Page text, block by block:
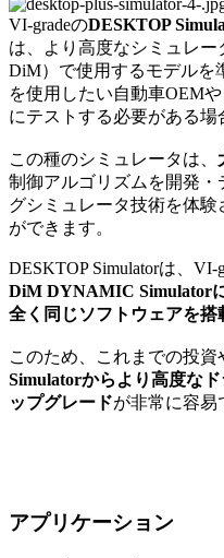
VI-gradeのDESKTOP
は、より高度なシミュレー
DiM）で使用するモデルを
を使用したい自動車OEM
にテストする必要がある場
この種のシミュレータは、
制御アルゴリズムを開発
グシミュレータ技術を体
ができます。
DESKTOP Simulatorは、VI-
DiM DYNAMIC Simulator
全く同じソフトウェアを搭
このため、これまでの投資
Simulatorからより高度な
ップグレードが非常に容易
アプリケーション